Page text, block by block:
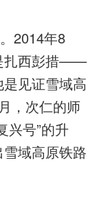
2014年8
扎西彭措——
见证雪域高
，次仁的师
兴号”的升
域高原铁路